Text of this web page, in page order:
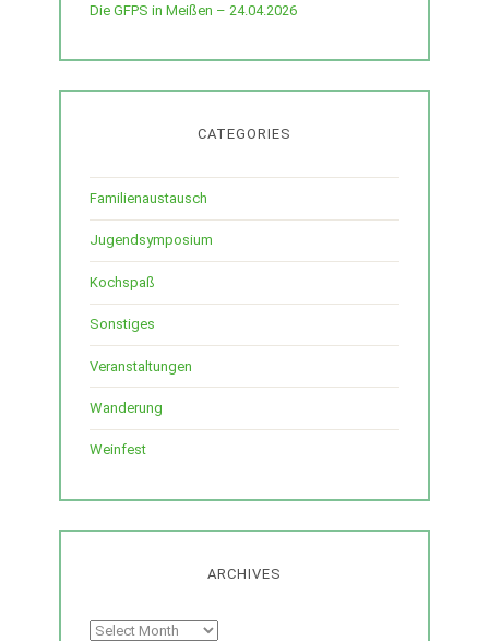
Die GFPS in Meißen – 24.04.2026
CATEGORIES
Familienaustausch
Jugendsymposium
Kochspaß
Sonstiges
Veranstaltungen
Wanderung
Weinfest
ARCHIVES
Archives